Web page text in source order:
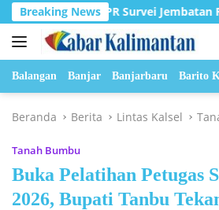
Langsung
ke
konten
Breaking News
Dinas PUPR Survei Jembatan Rusak
Balangan Banjar Banjarbaru Barito
Beranda Berita Lintas Kalsel
Tanah Bumbu
Buka Pelatihan Petugas
2026, Bupati Tanbu